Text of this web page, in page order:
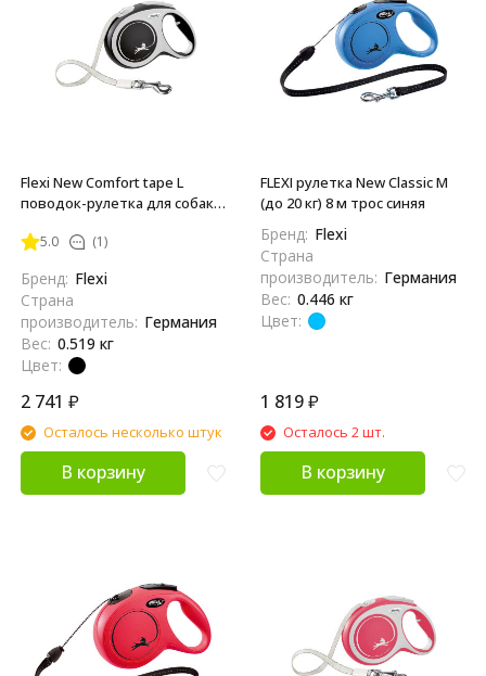
Flexi New Comfort tape L
поводок-рулетка для собак,
5.0 (1)
Бренд: Flexi
Страна
производитель: Германия
Вес: 0.519 кг
Цвет:
2 741 ₽
Осталось несколько штук
В корзину
FLEXI рулетка New Classic M
(до 20 кг) 8 м трос синяя
Бренд: Flexi
Страна
производитель: Германия
Вес: 0.446 кг
Цвет:
1 819₽
Осталось 2 шт.
В корзину